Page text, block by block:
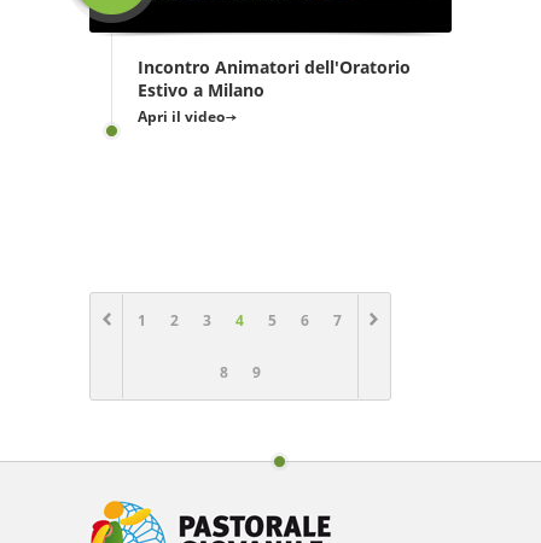
Incontro Animatori dell'Oratorio
Estivo a Milano
Apri il video
1 2 3 4 5 6 7
8 9